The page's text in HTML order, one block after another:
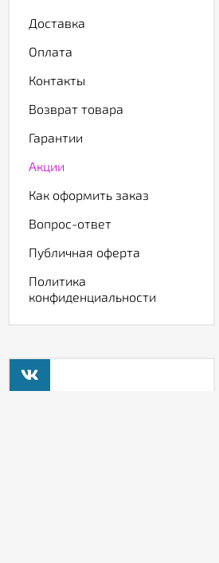
Доставка
Оплата
Контакты
Возврат товара
Гарантии
Акции
Как оформить заказ
Вопрос-ответ
Публичная оферта
Политика
конфиденциальности